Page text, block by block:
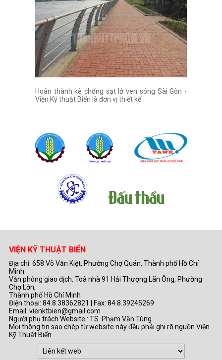
Hoàn thành kè chống sạt lở ven sông Sài Gòn -
Viện Kỹ thuật Biển là đơn vị thiết kế
VIỆN KỸ THUẬT BIỂN
Địa chỉ: 658 Võ Văn Kiệt, Phường Chợ Quán, Thành phố Hồ Chí
Minh.
Văn phòng giao dịch: Toà nhà 91 Hải Thượng Lãn Ông, Phường
Chợ Lớn,
Thành phố Hồ Chí Minh
Điện thoại: 84.8.38362821 | Fax: 84.8.39245269
Email: vienktbien@gmail.com
Người phụ trách Website : TS. Phạm Văn Tùng
Mọi thông tin sao chép từ website này đều phải ghi rõ nguồn Viện
Kỹ Thuật Biển